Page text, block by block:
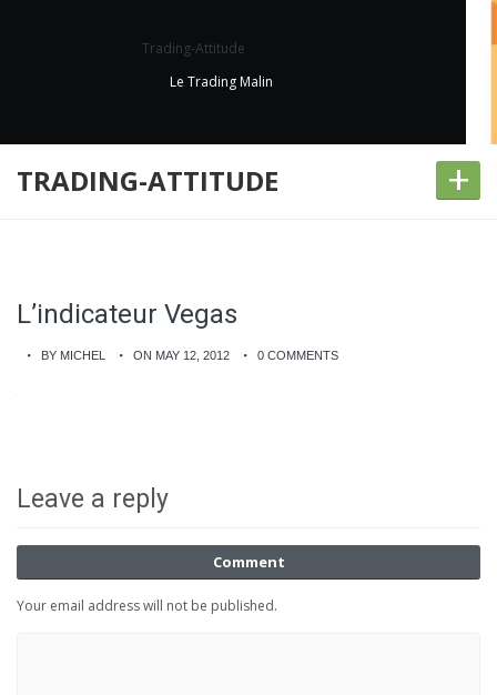
Trading-Attitude
Le Trading Malin
TRADING-ATTITUDE +
L’indicateur Vegas
BY MICHEL ON MAY 12, 2012 0 COMMENTS
Leave a reply
Comment
Your email address will not be published.